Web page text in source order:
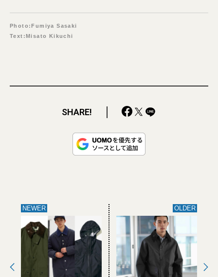
Photo:Fumiya Sasaki
Text:Misato Kikuchi
SHARE!
NEWER OLDER